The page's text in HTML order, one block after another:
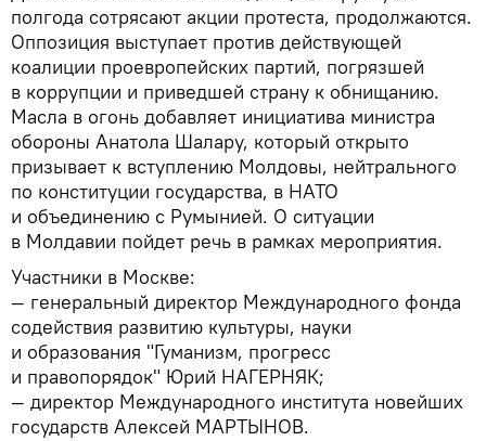
полгода сотрясают акции протеста, продолжаются.
Оппозиция выступает против действующей
коалиции проевропейских партий, погрязшей
в коррупции и приведшей страну к обнищанию.
Масла в огонь добавляет инициатива министра
обороны Анатола Шалару, который открыто
призывает к вступлению Молдовы, нейтрального
по конституции государства, в НАТО
и объединению с Румынией. О ситуации
в Молдавии пойдет речь в рамках мероприятия.
Участники в Москве:
— генеральный директор Международного фонда
содействия развитию культуры, науки
и образования "Гуманизм, прогресс
и правопорядок" Юрий НАГЕРНЯК;
— директор Международного института новейших
государств Алексей МАРТЫНОВ.